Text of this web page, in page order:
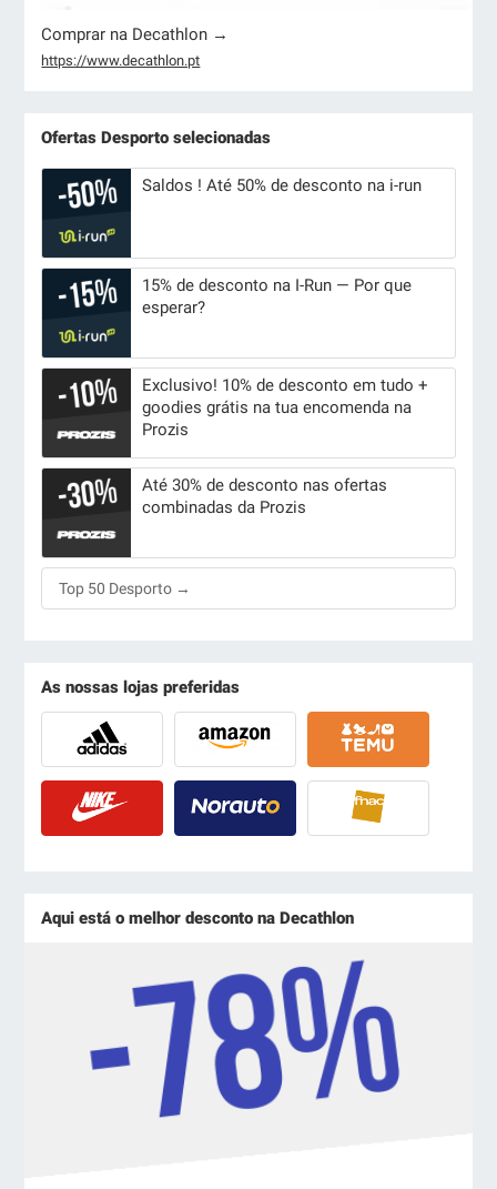
Comprar na Decathlon →
https://www.decathlon.pt
Ofertas Desporto selecionadas
Saldos ! Até 50% de desconto na i-run
15% de desconto na I-Run — Por que
esperar?
Exclusivo! 10% de desconto em tudo +
goodies grátis na tua encomenda na
Prozis
Até 30% de desconto nas ofertas
combinadas da Prozis
Top 50 Desporto →
As nossas lojas preferidas
Aqui está o melhor desconto na Decathlon